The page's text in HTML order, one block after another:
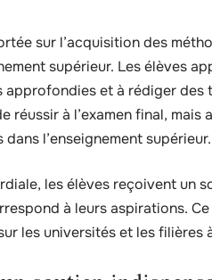
sur l’acquisition des
supérieur. Les élèves
et à rédiger des
réussir à l’examen final, mais
l’enseignement supérieur.
les élèves reçoivent un
à leurs aspirations.
les universités et les filières